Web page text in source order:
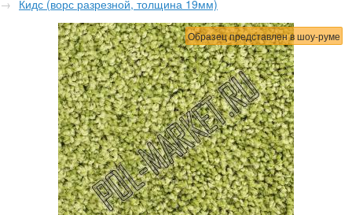
→ Кидс (ворс разрезной, толщина 19мм)
Образец представлен в шоу-руме